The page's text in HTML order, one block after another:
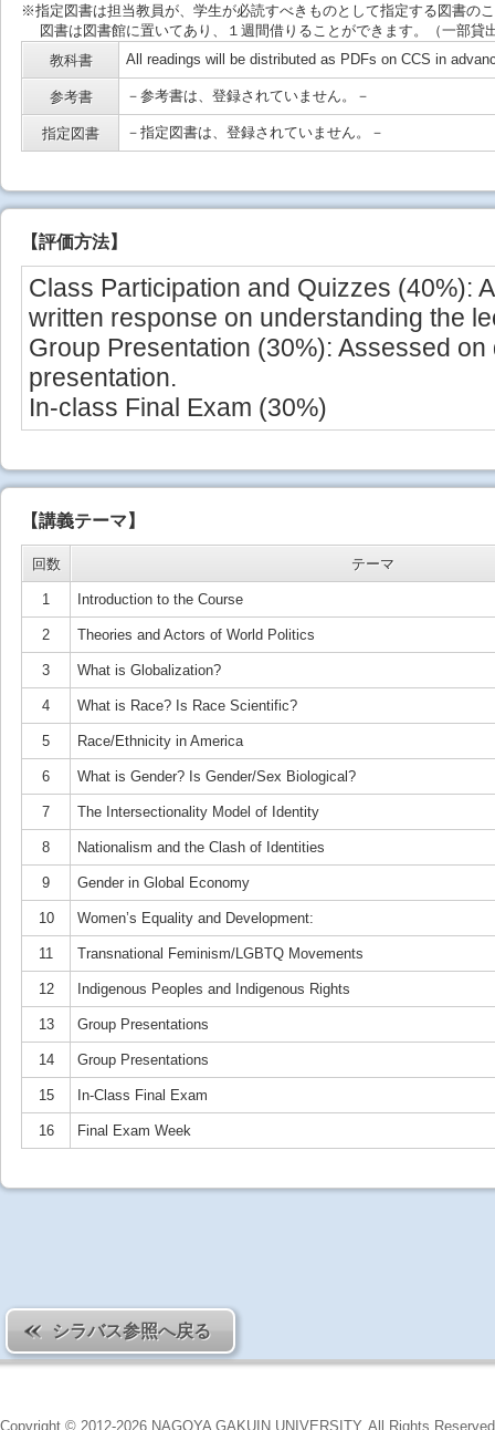
※指定図書は担当教員が、学生が必読すべきものとして指定する図書の
図書は図書館に置いてあり、１週間借りることができます。（一部貸
教科書
All readings will be distributed as PDFs on CCS in
参考書 －参考書は、登録されていません。－
指定図書 －指定図書は、登録されていません。－
【評価方法】
Class Participation and Quizzes (40%):
written response on understanding the
Group Presentation (30%): Assessed
presentation.
In-class Final Exam (30%)
【講義テーマ】
回数 テーマ
1 Introduction to the Course
2 Theories and Actors of World Politics
3 What is Globalization?
4 What is Race? Is Race Scientific?
5 Race/Ethnicity in America
6 What is Gender? Is Gender/Sex Biological?
7 The Intersectionality Model of Identity
8 Nationalism and the Clash of Identities
9 Gender in Global Economy
10 Women’s Equality and Development:
11 Transnational Feminism/LGBTQ Movements
12 Indigenous Peoples and Indigenous Rights
13 Group Presentations
14 Group Presentations
15 In-Class Final Exam
16 Final Exam Week
シラバス参照へ戻る
Copyright © 2012-2026 NAGOYA GAKUIN UNIVERSITY. All Rights